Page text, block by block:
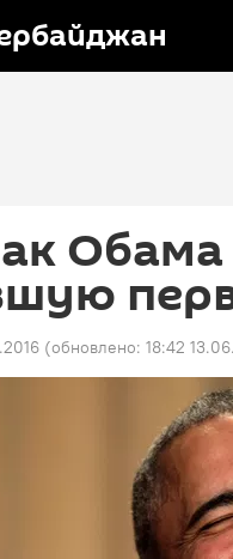
(обновлено: 18:42